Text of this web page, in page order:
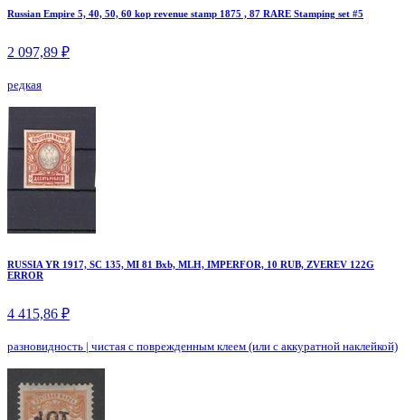
Russian Empire 5, 40, 50, 60 kop revenue stamp 1875 , 87 RARE Stamping set #5
2 097,89 ₽
редкая
RUSSIA YR 1917, SC 135, MI 81 Bxb, MLH, IMPERFOR, 10 RUB, ZVEREV 122G
ERROR
4 415,86 ₽
разновидность | чистая с поврежденным клеем (или с аккуратной наклейкой)